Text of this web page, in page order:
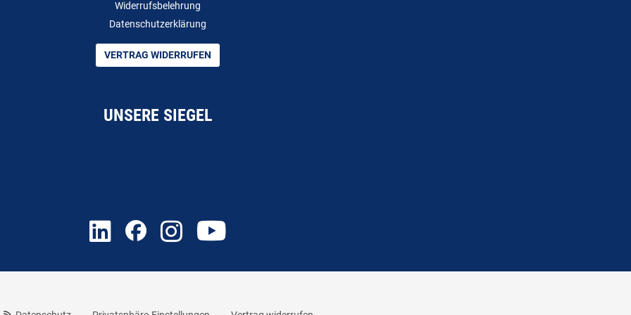
Widerrufsbelehrung
Datenschutzerklärung
VERTRAG WIDERRUFEN
UNSERE SIEGEL